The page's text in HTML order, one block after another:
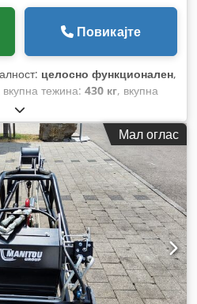
Повикајте
целосно функционален,
вкупна тежина: 430 кг, вкупна
2.000 кг,
Мал оглас